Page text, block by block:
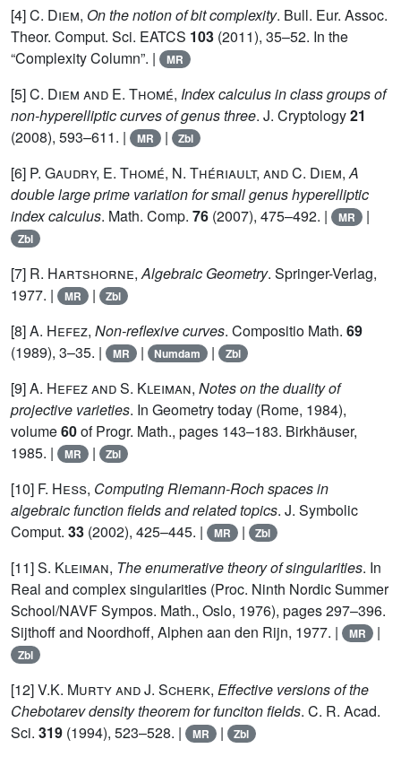
[4]C. Diem, On the notion of bit complexity. Bull. Eur. Assoc.
Theor. Comput. Sci. EATCS 103 (2011), 35–52. In the
“Complexity Column”. |
MR
[5]C. Diem and E. Thomé, Index calculus in class groups of
non-hyperelliptic curves of genus three. J. Cryptology21
(2008), 593–611. |
MR | Zbl
[6] P. Gaudry, E. Thomé, N. Thériault, and C. Diem,A
double large prime variation for small genus hyperelliptic
index calculus. Math. Comp. 76 (2007), 475–492. | MR |
Zbl
[7] R. Hartshorne,Algebraic Geometry. Springer-Verlag,
1977. |
MR | Zbl
[8]A. Hefez, Non-reflexive curves. Compositio Math. 69
(1989), 3–35. |
MR | Numdam | Zbl
[9]A. Hefez and S. Kleiman, Notes on the duality of
projective varieties. In Geometry today (Rome, 1984),
volume60of Progr. Math., pages 143–183. Birkhäuser,
1985. |
MR | Zbl
[10] F. Heß, Computing Riemann-Roch spaces in
algebraic function fields and related topics. J. Symbolic
Comput. 33 (2002), 425–445. | MR | Zbl
[11]S. Kleiman, The enumerative theory of singularities. In
Real and complex singularities (Proc. Ninth Nordic Summer
School/NAVF Sympos. Math., Oslo, 1976), pages 297–396.
Sijthoff and Noordhoff, Alphen aan den Rijn, 1977. |
MR |
Zbl
[12]V.K. Murty and J. Scherk, Effective versions of the
Chebotarev density theorem for funciton fields. C. R. Acad.
Sci. 319 (1994), 523–528. | MR | Zbl